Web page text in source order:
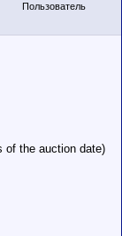
Пользователь
of the auction date)